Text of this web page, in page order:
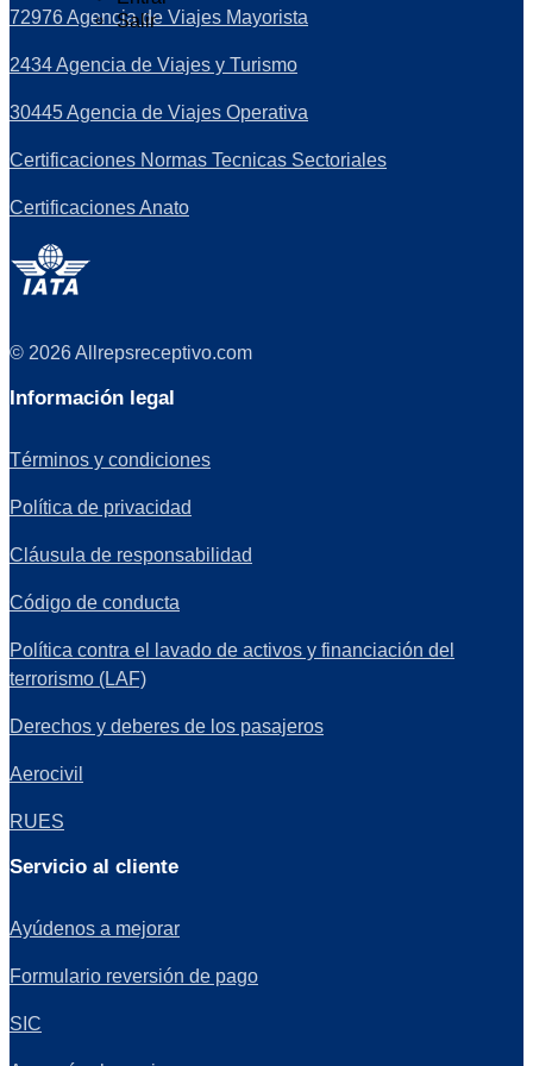
Salir
72976 Agencia de Viajes Mayorista
2434 Agencia de Viajes y Turismo
30445 Agencia de Viajes Operativa
Certificaciones Normas Tecnicas Sectoriales
Certificaciones Anato
© 2026 Allrepsreceptivo.com
Información legal
Términos y condiciones
Política de privacidad
Cláusula de responsabilidad
Código de conducta
Política contra el lavado de activos y financiación del
terrorismo (LAF)
Derechos y deberes de los pasajeros
Aerocivil
RUES
Servicio al cliente
Ayúdenos a mejorar
Formulario reversión de pago
SIC